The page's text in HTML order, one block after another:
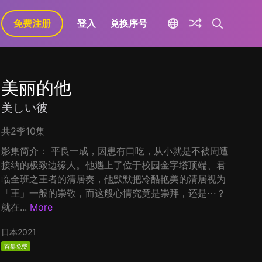
免费注册 登入 兑换序号
美丽的他
美しい彼
共2季10集
影集简介： 平良一成，因患有口吃，从小就是不被周遭
接纳的极致边缘人。他遇上了位于校园金字塔顶端、君
临全班之王者的清居奏，他默默把冷酷艳美的清居视为
「王」一般的崇敬，而这般心情究竟是崇拜，还是⋯？
就在... More
日本2021
首集免费